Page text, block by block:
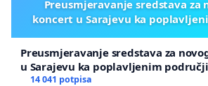
Preusmjeravanje sredstava za
koncert u Sarajevu ka
Preusmjeravanje sredstava za
u Sarajevu ka poplavljenim
14 041 potpisa